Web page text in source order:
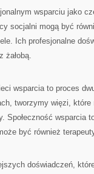
wsparciu jako
socjalni mogą być
Ich profesjonalne
żałobą.
wsparcia to proces
tworzymy więzi,
Społeczność wsparcia
być również
doświadczeń,